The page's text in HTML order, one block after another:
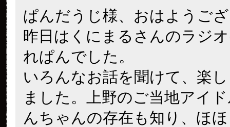
ぱんだうじ様、おはようご
昨日はくにまるさんのラジ
れぱんでした。
いろんなお話を聞けて、楽
ました。上野のご当地アイ
んちゃんの存在も知り、ほ